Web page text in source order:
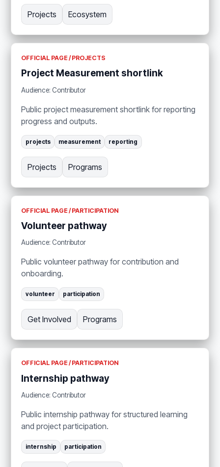
Projects Ecosystem
OFFICIAL PAGE / PROJECTS
Project Measurement shortlink
Audience: Contributor
Public project measurement shortlink for reporting
progress and outputs.
projects measurement reporting
Projects Programs
OFFICIAL PAGE / PARTICIPATION
Volunteer pathway
Audience: Contributor
Public volunteer pathway for contribution and
onboarding.
volunteer participation
Get Involved Programs
OFFICIAL PAGE / PARTICIPATION
Internship pathway
Audience: Contributor
Public internship pathway for structured learning
and project participation.
internship participation